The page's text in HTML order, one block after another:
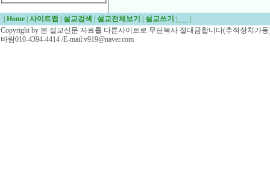
Home 사이트맵 설교검색 설교전체보기 설교쓰기
Copyright by 본 설교신문 자료를 다른사이트로 무단복사 절대금합니다(추적장치가
바람010-4394-4414 /E-mail:v919@naver.com